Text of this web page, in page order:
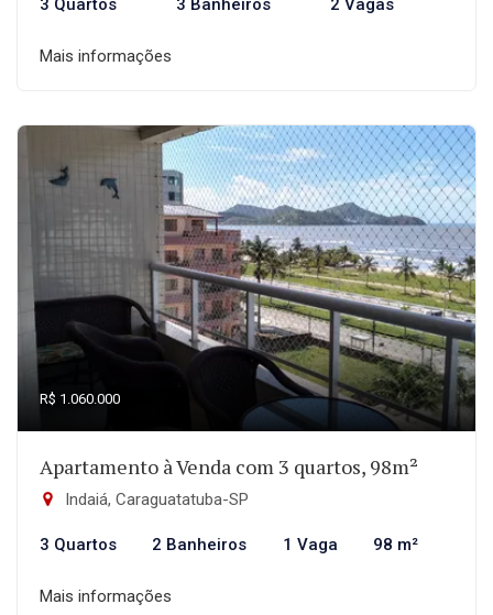
3 Quartos 3 Banheiros 2 Vagas
Mais informações
R$ 1.060.000
Apartamento à Venda com 3 quartos, 98m²
Indaiá, Caraguatatuba-SP
3 Quartos 2 Banheiros 1 Vaga 98 m²
Mais informações